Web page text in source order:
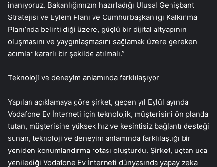
inanıyoruz. Bakanlığımızın hazırladığı Ulusal Genişbant
Stratejisi ve Eylem Planı ve Cumhurbaşkanlığı Kalkınma
Planı’nda belirtildiği üzere, güçlü bir dijital altyapının
oluşmasını ve yaygınlaşmasını sağlamak üzere gereken
adımlar kararlı bir şekilde atılmalı.”
Teknoloji ve deneyim anlamında farklılaşıyor
Yapılan açıklamaya göre şirket, geçen yıl Eylül ayında
Vodafone Ev İnterneti için teknolojik, müşterisini ön planda
tutan, müşterisine yüksek hız ve kesintisiz bağlantı desteği
sunan, teknoloji ve deneyim anlamında farklılaştığı bir
yeniden konumlandırma rotası oluşturdu. Şirket, uçtan uca
yenilediği Vodafone Ev İnterneti dünyasında yapay zeka